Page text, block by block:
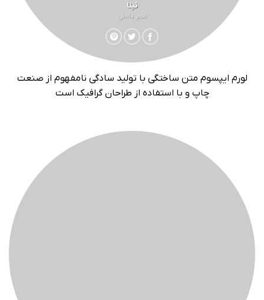
نینا
مدیر داخلی
لورم ایپسوم متن ساختگی با تولید سادگی نامفهوم از صنعت
چاپ و با استفاده از طراحان گرافیک است